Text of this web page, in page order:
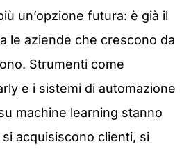
un’opzione futura: è già il
le aziende che crescono da
Strumenti come
e i sistemi di automazione
machine learning stanno
acquisiscono clienti, si